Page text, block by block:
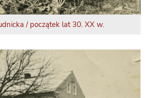
/ początek lat 30. XX w.